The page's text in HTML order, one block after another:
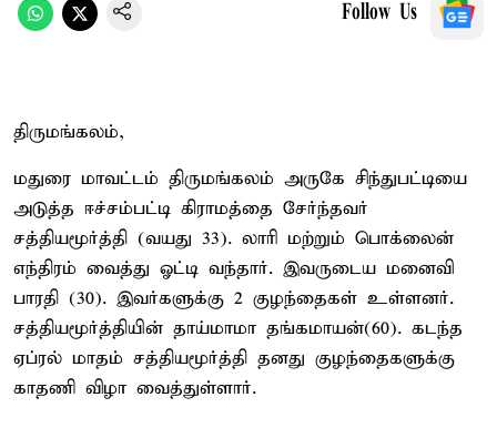
Follow Us
திருமங்கலம்,
மதுரை மாவட்டம் திருமங்கலம் அருகே சிந்துபட்டியை
அடுத்த ஈச்சம்பட்டி கிராமத்தை சேர்ந்தவர்
சத்தியமூர்த்தி (வயது 33). லாரி மற்றும் பொக்லைன்
எந்திரம் வைத்து ஓட்டி வந்தார். இவருடைய மனைவி
பாரதி (30). இவர்களுக்கு 2 குழந்தைகள் உள்ளனர்.
சத்தியமூர்த்தியின் தாய்மாமா தங்கமாயன்(60). கடந்த
ஏப்ரல் மாதம் சத்தியமூர்த்தி தனது குழந்தைகளுக்கு
காதணி விழா வைத்துள்ளார்.